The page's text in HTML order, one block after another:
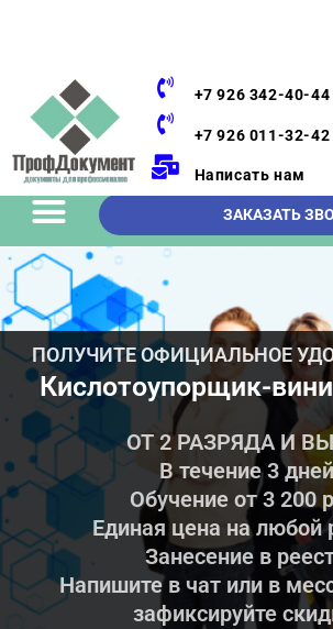
+7 926 342-40-44
+7 926 011-32-42
Написать нам
ЗАКАЗАТЬ
ПОЛУЧИТЕ ОФИЦИАЛЬНОЕ
Кислотоупорщик-
ОТ 2 РАЗРЯДА И
В течение 3 дней
Обучение от 3 200
Единая цена на любой
Занесение в
Напишите в чат или в
зафиксируйте